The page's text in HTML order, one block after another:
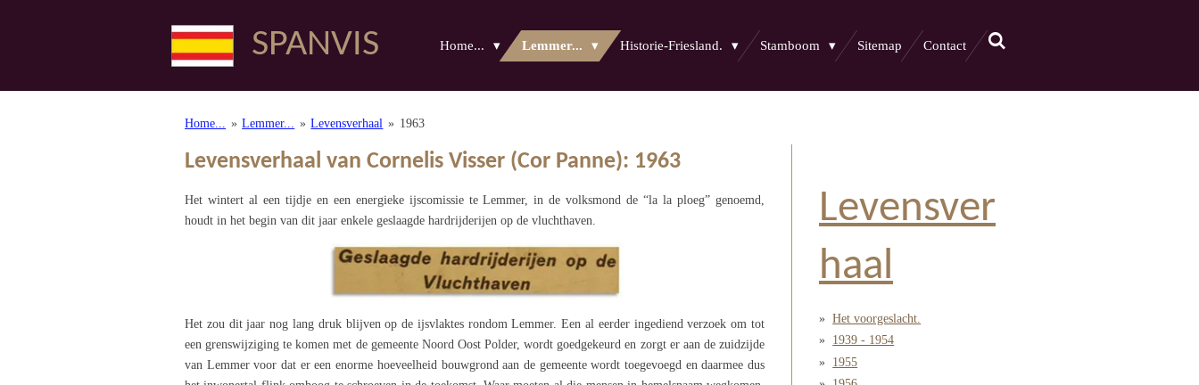
SPANVIS Home... Lemmer... Historie-Friesland. Stamboom Sitemap Contact
Home... » Lemmer... » Levensverhaal » 1963
Levensverhaal van Cornelis Visser (Cor Panne): 1963
Het wintert al een tijdje en een energieke ijscomissie te Lemmer, in de volksmond de “la la ploeg” genoemd,
houdt in het begin van dit jaar enkele geslaagde hardrijderijen op de vluchthaven.
Het zou dit jaar nog lang druk blijven op de ijsvlaktes rondom Lemmer. Een al eerder ingediend verzoek om tot
een grenswijziging te komen met de gemeente Noord Oost Polder, wordt goedgekeurd en zorgt er aan de zuidzijde
van Lemmer voor dat er een enorme hoeveelheid bouwgrond aan de gemeente wordt toegevoegd en daarmee dus
Levensver
haal
Het voorgeslacht.
1939 - 1954
1955